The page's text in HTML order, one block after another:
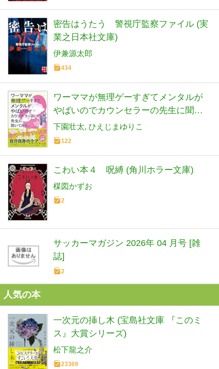
密告はうたう 警視庁監察ファイル (実
業之日本社文庫)
伊兼源太郎
434
ワーママが無理ゲーすぎてメンタルが
やばいのでカウンセラーの先生に聞い
てみた。
下園壮太 ひえじまゆりこ
122
こわい本４ 呪縛 (角川ホラー文庫)
楳図かずお
2
サッカーマガジン 2026年 04 月号 [雑
誌]
2
人気の本
一次元の挿し木 (宝島社文庫 『このミ
ス』大賞シリーズ)
松下龍之介
23369